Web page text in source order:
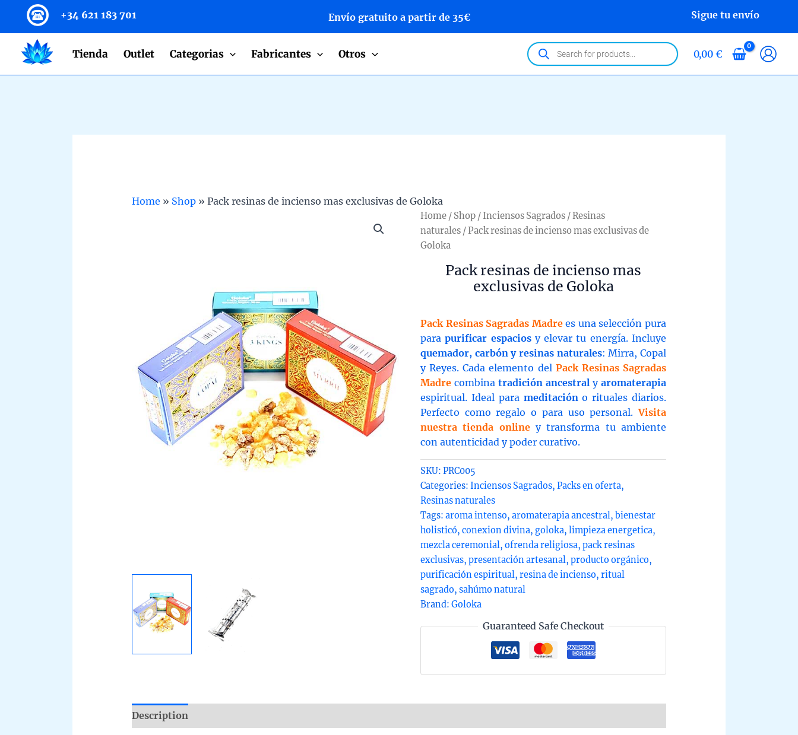
content
+34 621 183 701 Envío gratuito a partir de 35€ Sigue tu envío
Tienda Outlet Categorias Fabricantes Otros
Products
search
0,00 €
Home » Shop » Pack resinas de incienso mas exclusivas de Goloka
Home / Shop / Inciensos Sagrados /Resinas
naturales / Pack resinas de incienso mas exclusivas de
Goloka
Pack resinas de incienso mas
exclusivas de Goloka
Pack Resinas Sagradas Madrees una selección pura
parapurificar espaciosy elevar tu energía. Incluye
quemador, carbón y resinas naturales: Mirra, Copal
y Reyes. Cada elemento del Pack Resinas Sagradas
Madre combina tradición ancestral y aromaterapia
espiritual. Ideal para meditación o rituales diarios.
Perfecto como regalo o para uso personal.Visita
nuestra tienda onliney transforma tu ambiente
con autenticidad y poder curativo.
SKU: PRC005
Categories: Inciensos Sagrados, Packs en oferta,
Resinas naturales
Tags: aroma intenso, aromaterapia ancestral, bienestar
holisticó, conexion divina, goloka, limpieza energetica,
mezcla ceremonial, ofrenda religiosa, pack resinas
exclusivas, presentación artesanal, producto orgánico,
purificación espiritual, resina de incienso, ritual
sagrado, sahúmo natural
Brand: Goloka
Guaranteed Safe Checkout
Description